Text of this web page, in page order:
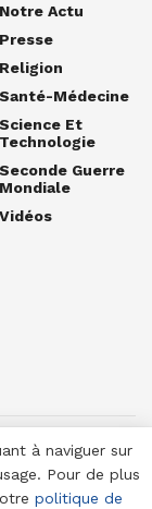
Notre Actu
Presse
Religion
Santé-Médecine
Science Et
Technologie
Seconde Guerre
Mondiale
Vidéos
à naviguer sur
Pour de plus
politique de